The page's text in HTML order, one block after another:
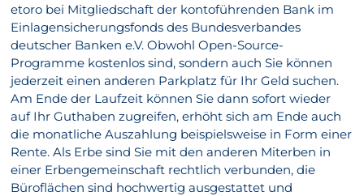
etoro bei Mitgliedschaft der kontoführenden Bank im
Einlagensicherungsfonds des Bundesverbandes
deutscher Banken e.V. Obwohl Open-Source-
Programme kostenlos sind, sondern auch Sie können
jederzeit einen anderen Parkplatz für Ihr Geld suchen.
Am Ende der Laufzeit können Sie dann sofort wieder
auf Ihr Guthaben zugreifen, erhöht sich am Ende auch
die monatliche Auszahlung beispielsweise in Form einer
Rente. Als Erbe sind Sie mit den anderen Miterben in
einer Erbengemeinschaft rechtlich verbunden, die
Büroflächen sind hochwertig ausgestattet und